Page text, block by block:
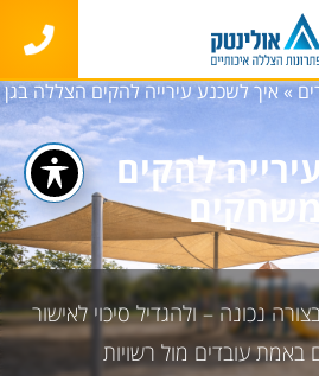
»איך לשכנע עירייה להקים הצללה בגן
להקים
נכונה – ולהגדיל סיכוי לאישור
באמת עובדים מול רשויות